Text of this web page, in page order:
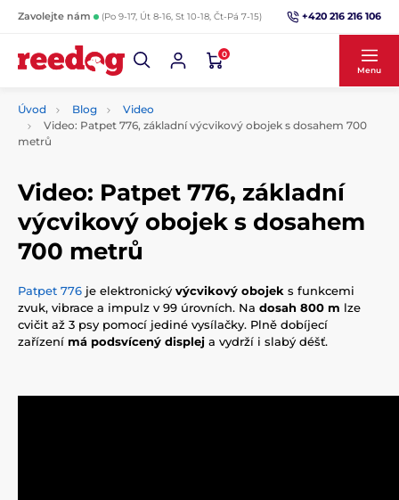
Zavolejte nám (Po 9-17, Út 8-16, St 10-18, Čt-Pá 7-15) +420 216 216 106
0
Menu
Úvod Blog
Video
Video: Patpet 776, základní výcvikový obojek s dosahem 700
metrů
Video: Patpet 776, základní
výcvikový obojek s dosahem
700 metrů
Patpet 776 je elektronický výcvikový obojek s funkcemi
zvuk, vibrace a impulz v 99 úrovních. Na dosah 800 m lze
cvičit až 3 psy pomocí jediné vysílačky. Plně dobíjecí
zařízení má podsvícený displej a vydrží i slabý déšť.